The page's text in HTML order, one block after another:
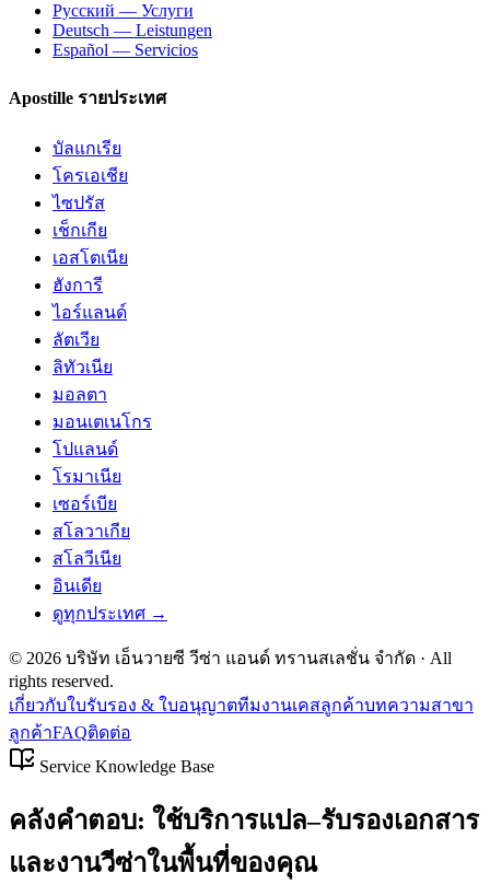
Русский — Услуги
Deutsch — Leistungen
Español — Servicios
Apostille รายประเทศ
บัลแกเรีย
โครเอเชีย
ไซปรัส
เช็กเกีย
เอสโตเนีย
ฮังการี
ไอร์แลนด์
ลัตเวีย
ลิทัวเนีย
มอลตา
มอนเตเนโกร
โปแลนด์
โรมาเนีย
เซอร์เบีย
สโลวาเกีย
สโลวีเนีย
อินเดีย
ดูทุกประเทศ →
© 2026 บริษัท เอ็นวายซี วีซ่า แอนด์ ทรานสเลชั่น จำกัด · All
rights reserved.
เกี่ยวกับใบรับรอง & ใบอนุญาตทีมงานเคสลูกค้าบทความสาขา
ลูกค้าFAQติดต่อ
Service Knowledge Base
คลังคำตอบ: ใช้บริการแปล–รับรองเอกสาร
และงานวีซ่าในพื้นที่ของคุณ